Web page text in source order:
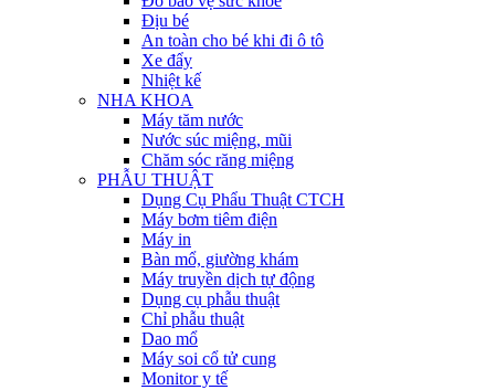
Địu bé
An toàn cho bé khi đi ô tô
Xe đẩy
Nhiệt kế
NHA KHOA
Máy tăm nước
Nước súc miệng, mũi
Chăm sóc răng miệng
PHẪU THUẬT
Dụng Cụ Phẩu Thuật CTCH
Máy bơm tiêm điện
Máy in
Bàn mổ, giường khám
Máy truyền dịch tự động
Dụng cụ phẫu thuật
Chỉ phẫu thuật
Dao mổ
Máy soi cổ tử cung
Monitor y tế